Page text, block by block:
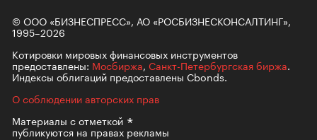
© ООО «БИЗНЕСПРЕСС», АО «РОСБИЗНЕСКОНСАЛТИНГ»,
1995–2026
Котировки мировых финансовых инструментов
предоставлены: Мосбиржа, Санкт-Петербургская биржа.
Индексы облигаций предоставлены Cbonds.
О соблюдении авторских прав
Материалы сотметкой
публикуются на правах рекламы